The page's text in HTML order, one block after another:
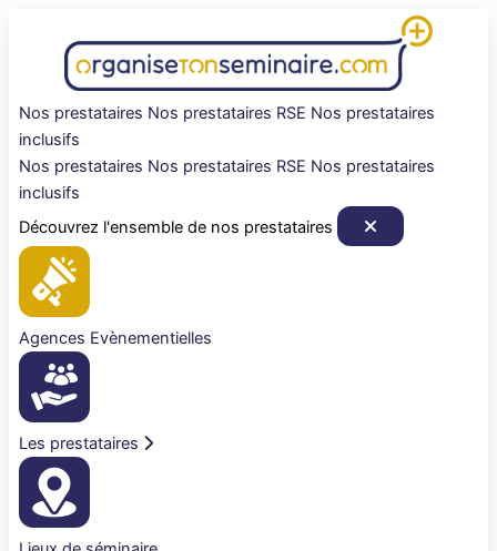
Nos prestataires Nos prestataires RSE Nos prestataires
inclusifs
Nos prestataires Nos prestataires RSE Nos prestataires
inclusifs
Découvrez l'ensemble de nos prestataires
Agences Evènementielles
Les prestataires